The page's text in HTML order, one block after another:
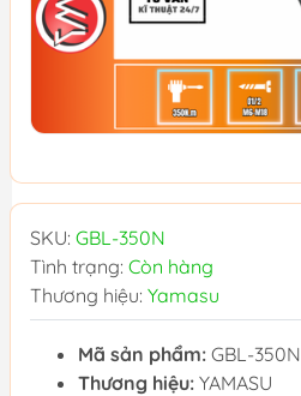
SKU: GBL-350N
Tình trạng: Còn hàng
Thương hiệu: Yamasu
Mã sản phẩm: GBL-350N
Thương hiệu: YAMASU